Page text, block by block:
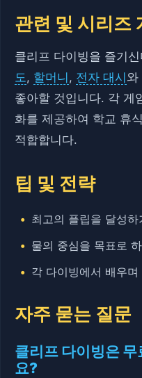
관련 및 시리즈
클리프 다이빙을 즐기신
도 , 할머니 , 전자 대시와
좋아할 것입니다. 각 게
화를 제공하여 학교 휴
적합합니다.
팁 및 전략
최고의 플립을 달성
물의 중심을 목표로
각 다이빙에서 배우
자주 묻는 질문
클리프 다이빙은
요?